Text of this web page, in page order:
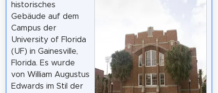
historisches
Gebäude auf dem
Campus der
University of Florida
(UF) in Gainesville,
Florida. Es wurde
von William Augustus
Edwards im Stil der